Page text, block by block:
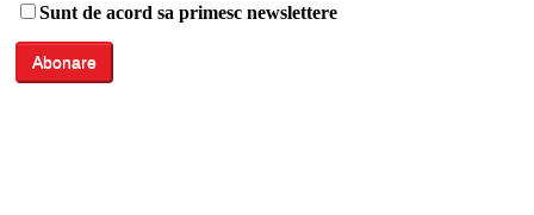
Sunt de acord sa primesc newslettere